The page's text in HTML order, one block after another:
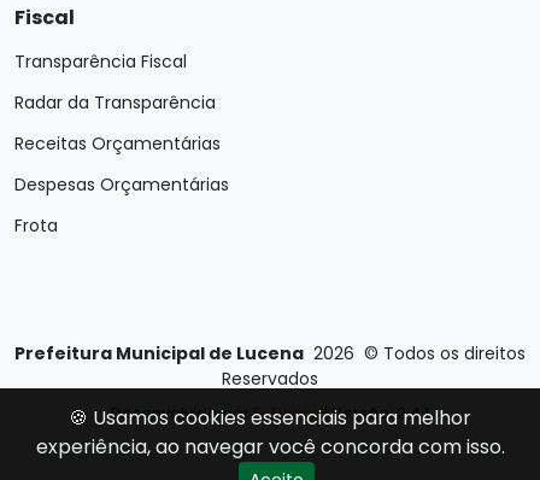
Fiscal
Transparência Fiscal
Radar da Transparência
Receitas Orçamentárias
Despesas Orçamentárias
Frota
Prefeitura Municipal de Lucena 2026 © Todos os direitos
Reservados
Desenvolvido porE-Ticons| Versão: 2.4.1
🍪 Usamos cookies essenciais para melhor
experiência, ao navegar você concorda com isso.